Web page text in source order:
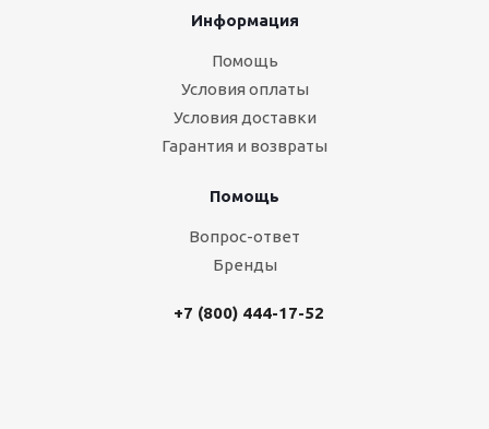
Информация
Помощь
Условия оплаты
Условия доставки
Гарантия и возвраты
Помощь
Вопрос-ответ
Бренды
+7 (800) 444-17-52